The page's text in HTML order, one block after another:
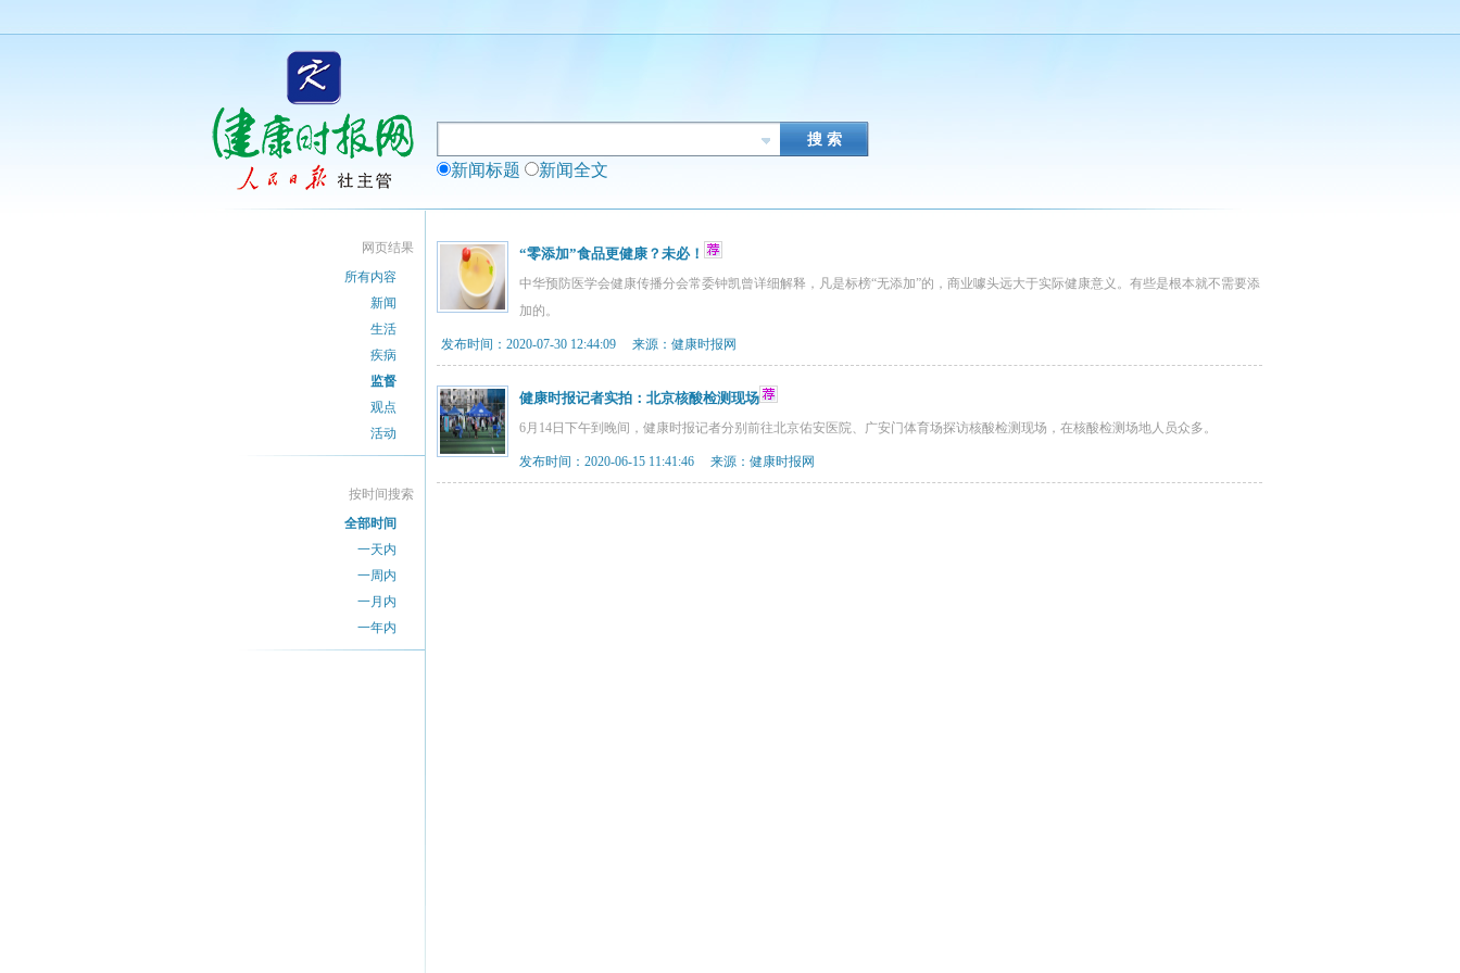
新闻标题 新闻全文
网页结果
所有内容
新闻
生活
疾病
监督
观点
活动
按时间搜索
全部时间
一天内
一周内
一月内
一年内
“零添加”食品更健康？未必！
中华预防医学会健康传播分会常委钟凯曾详细解释，凡是标榜“无添加”的，商业噱头远大于实际健康意义。有些是根本就不需要添
加的。
发布时间：2020-07-30 12:44:09 来源：健康时报网
健康时报记者实拍：北京核酸检测现场
6月14日下午到晚间，健康时报记者分别前往北京佑安医院、广安门体育场探访核酸检测现场，在核酸检测场地人员众多。
发布时间：2020-06-15 11:41:46 来源：健康时报网